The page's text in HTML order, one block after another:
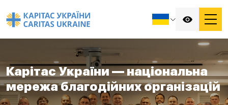
Карітас України — національна
мережа благодійних організацій